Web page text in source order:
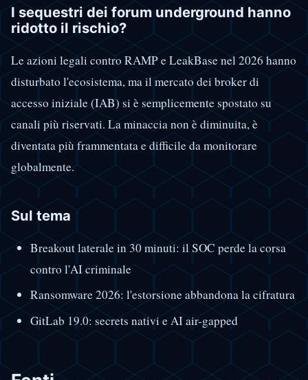
I sequestri dei forum underground hanno
ridotto il rischio?
Le azioni legali contro RAMP e LeakBase nel 2026 hanno
disturbato l'ecosistema, ma il mercato dei broker di
accesso iniziale (IAB) si è semplicemente spostato su
canali più riservati. La minaccia non è diminuita, è
diventata più frammentata e difficile da monitorare
globalmente.
Sul tema
Breakout laterale in 30 minuti: il SOC perde la corsa
contro l'AI criminale
Ransomware 2026: l'estorsione abbandona la cifratura
GitLab 19.0: secrets nativi e AI air-gapped